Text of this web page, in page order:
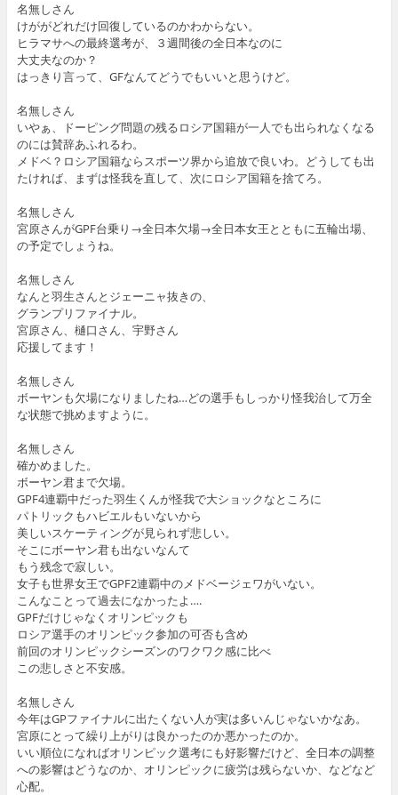
名無しさん
けががどれだけ回復しているのかわからない。
ヒラマサへの最終選考が、３週間後の全日本なのに
大丈夫なのか？
はっきり言って、GFなんてどうでもいいと思うけど。
名無しさん
いやぁ、ドーピング問題の残るロシア国籍が一人でも出られなくなる
のには賛辞あふれるわ。
メドベ？ロシア国籍ならスポーツ界から追放で良いわ。どうしても出
たければ、まずは怪我を直して、次にロシア国籍を捨てろ。
名無しさん
宮原さんがGPF台乗り→全日本欠場→全日本女王とともに五輪出場、
の予定でしょうね。
名無しさん
なんと羽生さんとジェーニャ抜きの、
グランプリファイナル。
宮原さん、樋口さん、宇野さん
応援してます！
名無しさん
ボーヤンも欠場になりましたね…どの選手もしっかり怪我治して万全
な状態で挑めますように。
名無しさん
確かめました。
ボーヤン君まで欠場。
GPF4連覇中だった羽生くんが怪我で大ショックなところに
パトリックもハビエルもいないから
美しいスケーティングが見られず悲しい。
そこにボーヤン君も出ないなんて
もう残念で寂しい。
女子も世界女王でGPF2連覇中のメドベージェワがいない。
こんなことって過去になかったよ….
GPFだけじゃなくオリンピックも
ロシア選手のオリンピック参加の可否も含め
前回のオリンピックシーズンのワクワク感に比べ
この悲しさと不安感。
名無しさん
今年はGPファイナルに出たくない人が実は多いんじゃないかなあ。
宮原にとって繰り上がりは良かったのか悪かったのか。
いい順位になればオリンピック選考にも好影響だけど、全日本の調整
への影響はどうなのか、オリンピックに疲労は残らないか、などなど
心配。